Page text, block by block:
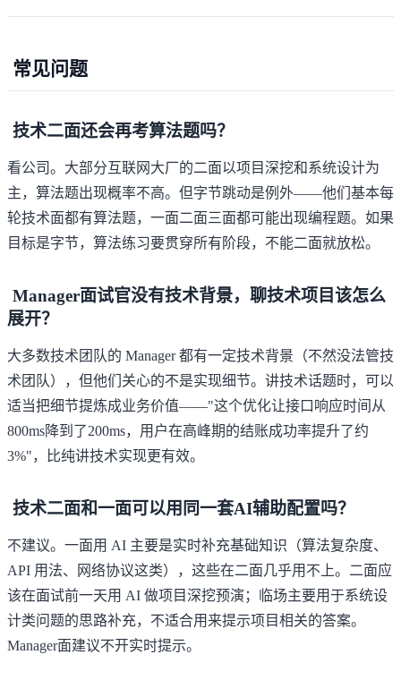
常见问题
技术二面还会再考算法题吗？
看公司。大部分互联网大厂的二面以项目深挖和系统设计为
主，算法题出现概率不高。但字节跳动是例外——他们基本每
轮技术面都有算法题，一面二面三面都可能出现编程题。如果
目标是字节，算法练习要贯穿所有阶段，不能二面就放松。
Manager面试官没有技术背景，聊技术项目该怎么
展开？
大多数技术团队的 Manager 都有一定技术背景（不然没法管技
术团队），但他们关心的不是实现细节。讲技术话题时，可以
适当把细节提炼成业务价值——"这个优化让接口响应时间从
800ms降到了200ms，用户在高峰期的结账成功率提升了约
3%"，比纯讲技术实现更有效。
技术二面和一面可以用同一套AI辅助配置吗？
不建议。一面用 AI 主要是实时补充基础知识（算法复杂度、
API 用法、网络协议这类），这些在二面几乎用不上。二面应
该在面试前一天用 AI 做项目深挖预演；临场主要用于系统设
计类问题的思路补充，不适合用来提示项目相关的答案。
Manager面建议不开实时提示。